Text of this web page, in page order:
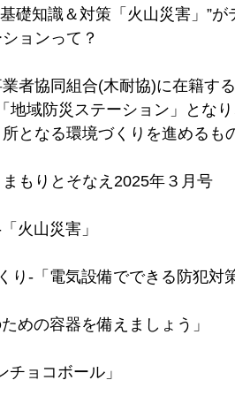
礎知識＆対策「火山災害」”が
ョンって？
者協同組合(木耐協)に在籍す
地域防災ステーション」とな
となる環境づくりを進めるも
もりとそなえ2025年３月号
火山災害」
り-「電気設備でできる防犯対
めの容器を備えましょう」
ョコボール」